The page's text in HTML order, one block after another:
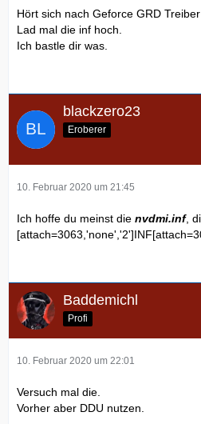
Hört sich nach Geforce GRD Treiber
Lad mal die inf hoch.
Ich bastle dir was.
blackzero23
Eroberer
10. Februar 2020 um 21:45
Ich hoffe du meinst die nvdmi.inf,
Baddemichl
Profi
10. Februar 2020 um 22:01
Versuch mal die.
Vorher aber DDU nutzen.